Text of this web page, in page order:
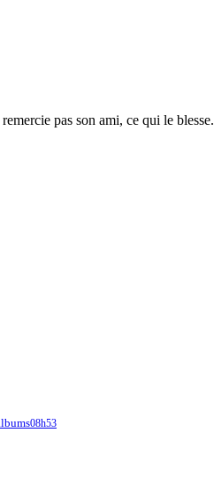
pas son ami, ce qui le blesse.
08h53